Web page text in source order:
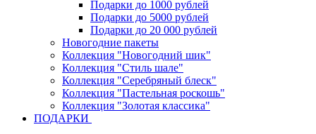
Подарки до 1000 рублей
Подарки до 5000 рублей
Подарки до 20 000 рублей
Новогодние пакеты
Коллекция "Новогодний шик"
Коллекция "Стиль шале"
Коллекция "Серебряный блеск"
Коллекция "Пастельная роскошь"
Коллекция "Золотая классика"
ПОДАРКИ